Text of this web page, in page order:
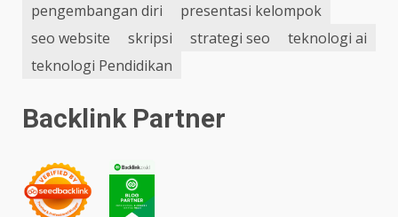
pengembangan diri
presentasi kelompok
seo website
skripsi strategi seo
teknologi ai
teknologi Pendidikan
Backlink Partner